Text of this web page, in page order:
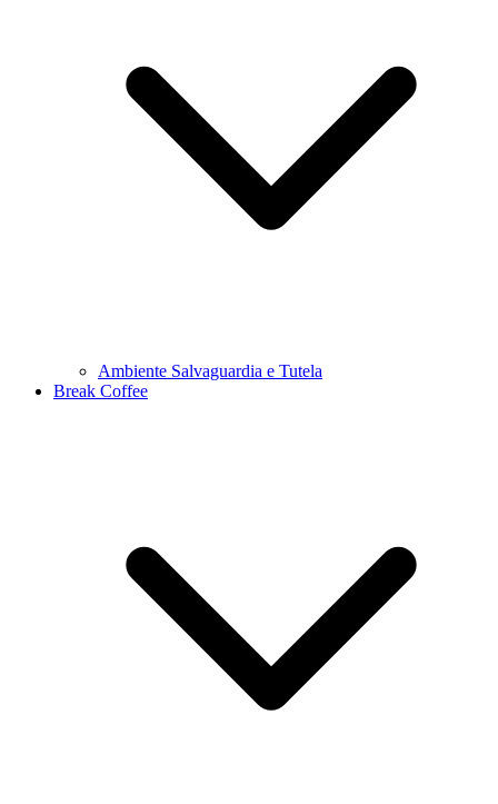
Ambiente Salvaguardia e Tutela
Break Coffee